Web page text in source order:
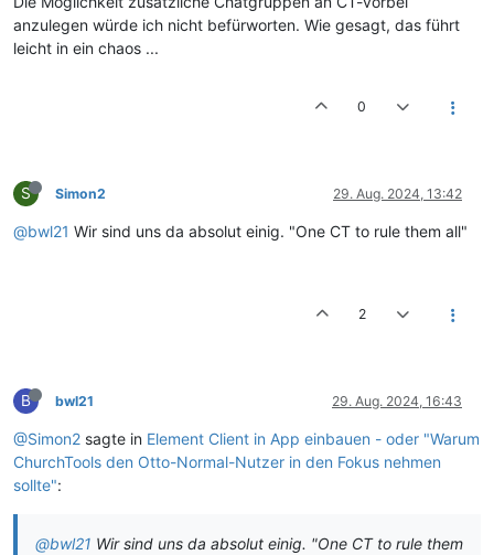
anzulegen würde ich nicht befürworten. Wie gesagt, das führt
leicht in ein chaos ...
0
S Simon2 29. Aug. 2024, 13:42
@bwl21 Wir sind uns da absolut einig. "One CT to rule them all"
2
B bwl21 29. Aug. 2024, 16:43
@Simon2 sagte in Element Client in App einbauen - oder "Warum
ChurchTools den Otto-Normal-Nutzer in den Fokus nehmen
sollte":
@bwl21 Wir sind uns da absolut einig. "One CT to rule them